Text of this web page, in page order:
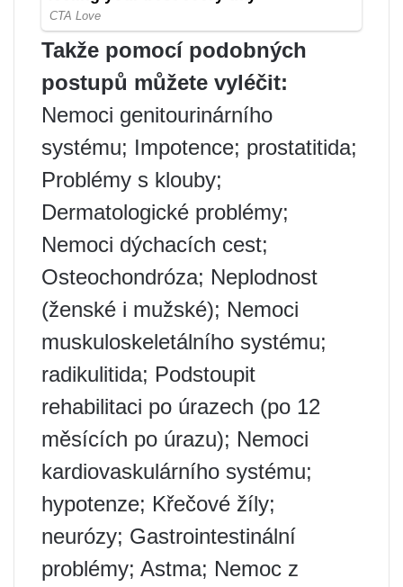
Takže pomocí podobných
postupů můžete vyléčit:
Nemoci genitourinárního
systému; Impotence; prostatitida;
Problémy s klouby;
Dermatologické problémy;
Nemoci dýchacích cest;
Osteochondróza; Neplodnost
(ženské i mužské); Nemoci
muskuloskeletálního systému;
radikulitida; Podstoupit
rehabilitaci po úrazech (po 12
měsících po úrazu); Nemoci
kardiovaskulárního systému;
hypotenze; Křečové žíly;
neurózy; Gastrointestinální
problémy; Astma; Nemoc z